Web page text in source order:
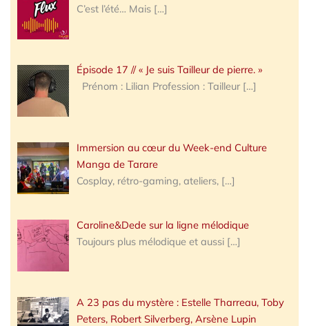
C’est l’été… Mais […]
Épisode 17 // « Je suis Tailleur de pierre. »
Prénom : Lilian Profession : Tailleur […]
Immersion au cœur du Week-end Culture
Manga de Tarare
Cosplay, rétro-gaming, ateliers, […]
Caroline&Dede sur la ligne mélodique
Toujours plus mélodique et aussi […]
A 23 pas du mystère : Estelle Tharreau, Toby
Peters, Robert Silverberg, Arsène Lupin